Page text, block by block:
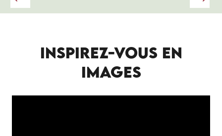
INSPIREZ-VOUS EN
IMAGES